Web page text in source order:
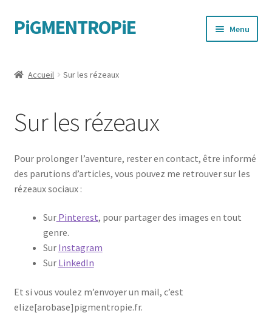
Aller
à
navigation
Aller
au
PiGMENTROPiE Menu
Sportives
Accueil Sur les rézeaux
Sur les rézeaux
Pour prolonger l’aventure, rester en contact, être informé
des parutions d’articles, vous pouvez me retrouver sur les
rézeaux sociaux :
SurPinterest, pour partager des images en tout
genre.
Sur Instagram
Sur LinkedIn
Et si vous voulez m’envoyer un mail, c’est
elize[arobase]pigmentropie.fr.